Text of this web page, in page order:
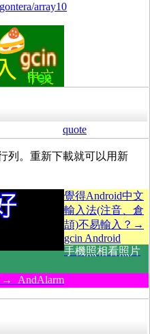
array10
quote
列。重新下載就可以用新
覺得Android中文
輸入法(注音、倉
頡)不易輸入？→
gcin Android
手機照相看照片
→ AndAlarm